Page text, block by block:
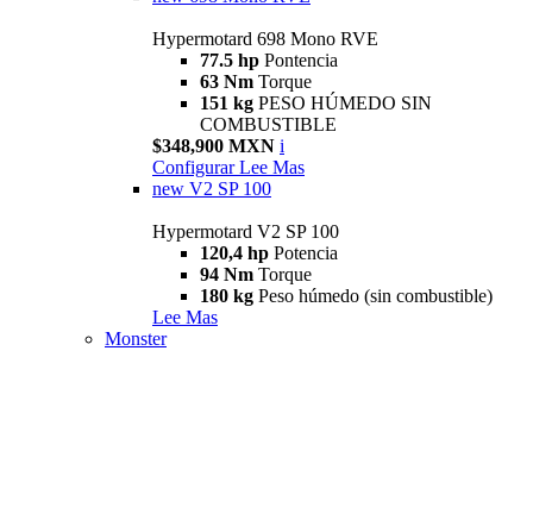
Hypermotard 698 Mono RVE
77.5 hp Pontencia
63 Nm Torque
151 kg PESO HÚMEDO SIN
COMBUSTIBLE
$348,900 MXN i
Configurar Lee Mas
new V2 SP 100
Hypermotard V2 SP 100
120,4 hp Potencia
94 Nm Torque
180 kg Peso húmedo (sin combustible)
Lee Mas
Monster